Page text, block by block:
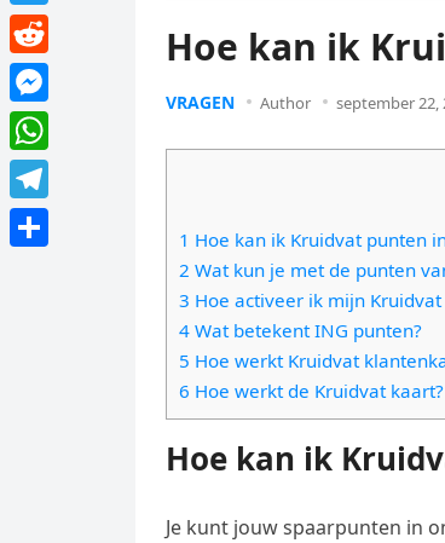
Hoe kan ik
VRAGEN Author september 22,
1 Hoe kan ik Kruidvat punten
2 Wat kun je met de punten
3 Hoe activeer ik mijn
4 Wat betekent ING punten?
5 Hoe werkt Kruidvat
6 Hoe werkt de Kruidvat kaart?
Hoe kan ik
Je kunt jouw spaarpunten in
a
c
e
b
o
o
k
T
w
i
t
t
e
R
e
d
d
M
e
s
s
W
h
a
T